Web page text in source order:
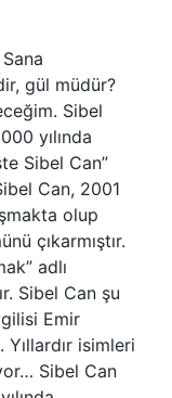
gül müdür?
Sibel
yılında
Sibel Can”
Can, 2001
olup
çıkarmıştır.
adlı
Sibel Can şu
Emir
isimleri
Sibel Can